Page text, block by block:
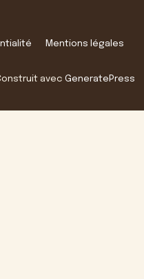
Mentions légales
avec GeneratePress